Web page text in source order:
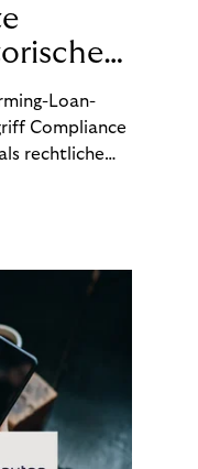
Loan-
Compliance
rechtliche
steigender
an die